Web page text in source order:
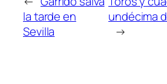
la tarde en
Sevilla
undécima
→